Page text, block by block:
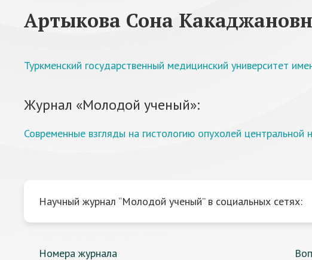
Артыкова Сона
Туркменский государственный медицинский университет
Журнал «Молодой ученый»:
Современные взгляды на гистологию опухолей центральной
Научный журнал “Молодой ученый” в социальных сетях:
Номера журнала